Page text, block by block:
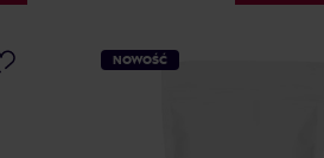
NOWOŚĆ